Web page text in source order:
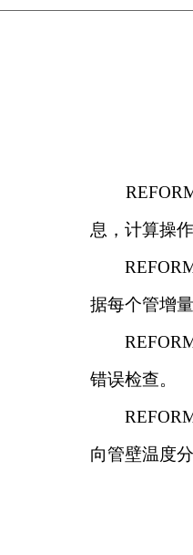
息，计算操
据每个管增
错误检查。
向管壁温度分